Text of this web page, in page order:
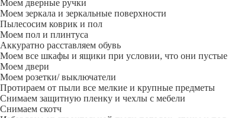
Моем дверные ручки
Моем зеркала и зеркальные поверхности
Пылесосим коврик и пол
Моем пол и плинтуса
Аккуратно расставляем обувь
Моем все шкафы и ящики при условии, что они пустые
Моем двери
Моем розетки/ выключатели
Протираем от пыли все мелкие и крупные предметы
Снимаем защитную пленку и чехлы с мебели
Снимаем скотч